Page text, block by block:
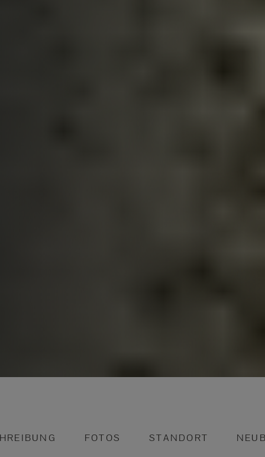
FOTOS STANDORT